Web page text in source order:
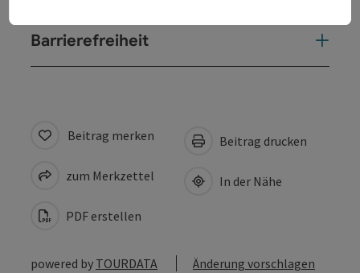
Barrierefreiheit
Beitrag merken
zum Merkzettel
PDF erstellen
Beitrag drucken
In der Nähe
powered by TOURDATA Änderung vorschlagen